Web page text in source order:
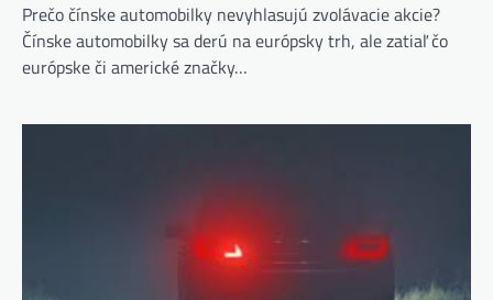
Prečo čínske automobilky nevyhlasujú zvolávacie akcie?
Čínske automobilky sa derú na európsky trh, ale zatiaľ čo
európske či americké značky…